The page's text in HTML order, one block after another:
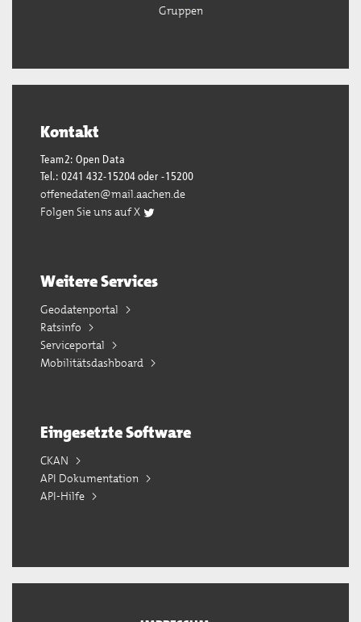
Gruppen
Kontakt
Team2: Open Data
Tel.: 0241 432-15204 oder -15200
offenedaten@mail.aachen.de
Folgen Sie uns auf X
Weitere Services
Geodatenportal
Ratsinfo
Serviceportal
Mobilitätsdashboard
Eingesetzte Software
CKAN
API Dokumentation
API-Hilfe